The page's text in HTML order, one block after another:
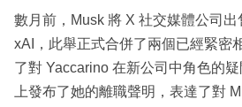
數月前，Musk 將 X 社交媒體公司出
xAI，此舉正式合併了兩個已經緊密
了對 Yaccarino 在新公司中角色的
上發布了她的離職聲明，表達了對